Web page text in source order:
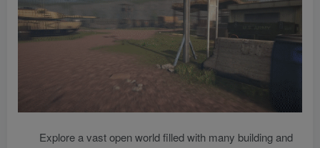
Explore a vast open world filled with many building and